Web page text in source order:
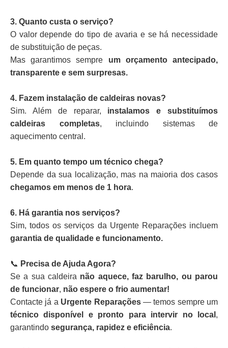
3. Quanto custa o serviço?
O valor depende do tipo de avaria e se há necessidade
de substituição de peças.
Mas garantimos sempre um orçamento antecipado,
transparente e sem surpresas.
4. Fazem instalação de caldeiras novas?
Sim. Além de reparar, instalamos e substituímos
caldeiras completas, incluindo sistemas de
aquecimento central.
5. Em quanto tempo um técnico chega?
Depende da sua localização, mas na maioria dos casos
chegamos em menos de 1 hora.
6. Há garantia nos serviços?
Sim, todos os serviços da Urgente Reparações incluem
garantia de qualidade e funcionamento.
📞 Precisa de Ajuda Agora?
Se a sua caldeira não aquece, faz barulho, ou parou
de funcionar, não espere o frio aumentar!
Contacte já a Urgente Reparações— temos sempre um
técnico disponível e pronto para intervir no local ,
garantindo segurança, rapidez e eficiência.